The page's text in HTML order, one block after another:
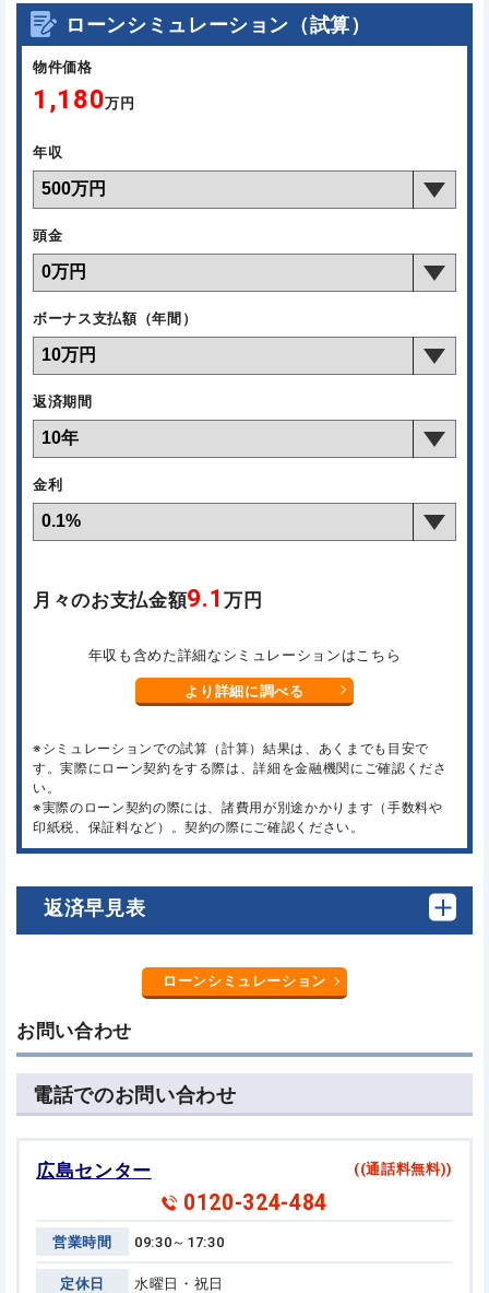
ローンシミュレーション（試算）
物件価格
1,180万円
年収
頭金
ボーナス支払額（年間）
返済期間
金利
月々のお支払金額9.1万円
年収も含めた詳細なシミュレーションはこちら
より詳細に調べる
※シミュレーションでの試算（計算）結果は、あくまでも目安で
す。実際にローン契約をする際は、詳細を金融機関にご確認くださ
い。
※実際のローン契約の際には、諸費用が別途かかります（手数料や
印紙税、保証料など）。契約の際にご確認ください。
返済早見表
ローンシミュレーション
お問い合わせ
電話でのお問い合わせ
広島センター ((通話料無料))
0120-324-484
営業時間 09:30～17:30
定休日 水曜日・祝日